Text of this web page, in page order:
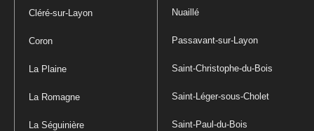
Cléré-sur-Layon
Coron
La Plaine
La Romagne
La Séguinière
Nuaillé
Passavant-sur-Layon
Saint-Christophe-du-Bois
Saint-Léger-sous-Cholet
Saint-Paul-du-Bois